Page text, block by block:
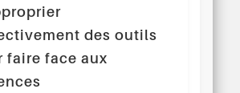
des outils
faire face aux